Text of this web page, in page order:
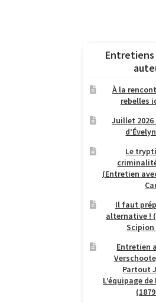
Entretiens
À la
rebelles
Juillet 2026
Le
(Entretien
Il faut
alternative !
Scipion
Entretien
Partout
L’équipage